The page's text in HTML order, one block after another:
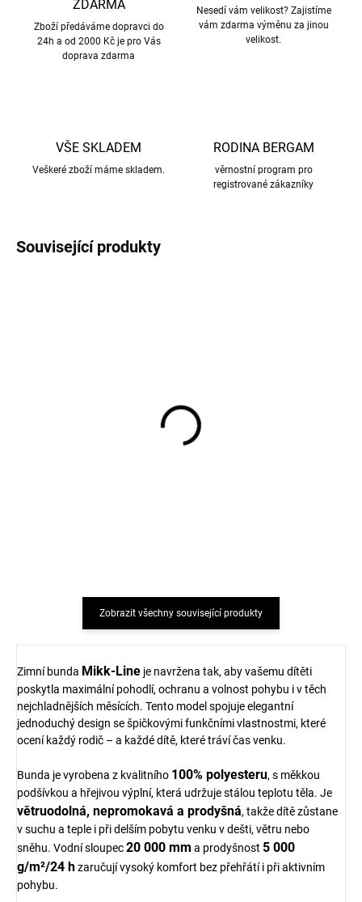
ZDARMA
Zboží předáváme dopravci do
24h a od 2000 Kč je pro Vás
doprava zdarma
Nesedí vám velikost? Zajistíme
vám zdarma výměnu za jinou
velikost.
VŠE SKLADEM
Veškeré zboží máme skladem.
RODINA BERGAM
věrnostní program pro
registrované zákazníky
Související produkty
Zobrazit všechny související produkty
Zimní bunda Mikk-Line je navržena tak, aby vašemu dítěti
poskytla maximální pohodlí, ochranu a volnost pohybu i v těch
nejchladnějších měsících. Tento model spojuje elegantní
jednoduchý design se špičkovými funkčními vlastnostmi, které
ocení každý rodič – a každé dítě, které tráví čas venku.
Bunda je vyrobena z kvalitního 100% polyesteru, s měkkou
podšívkou a hřejivou výplní, která udržuje stálou teplotu těla. Je
větruodolná, nepromokavá a prodyšná, takže dítě zůstane
v suchu a teple i při delším pobytu venku v dešti, větru nebo
sněhu. Vodní sloupec20 000 mm a prodyšnost 5 000
g/m²/24 hzaručují vysoký komfort bez přehřátí i při aktivním
pohybu.